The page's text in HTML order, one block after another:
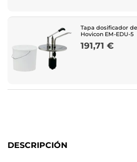
Tapa dosificador
Hovicon EM-EDU-5
Price
191,71 €
DESCRIPCIÓN